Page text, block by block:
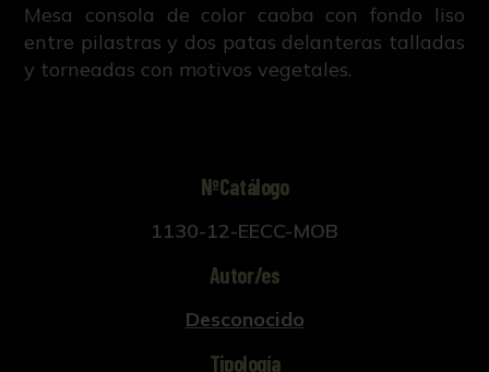
Mesa consola de color caoba con fondo liso
entre pilastras y dos patas delanteras talladas
y torneadas con motivos vegetales.
NºCatálogo
1130-12-EECC-MOB
Autor/es
Desconocido
Tipología